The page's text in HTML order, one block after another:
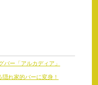
ー「アルカディア」
れ家的バーに変身！